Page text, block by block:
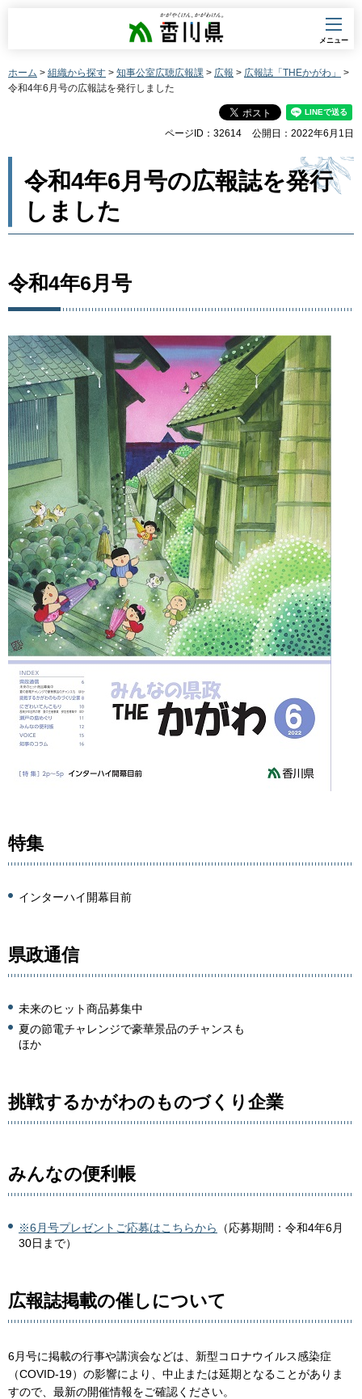
香川県
メニュー
ホーム > 組織から探す > 知事公室広聴広報課 > 広報 > 広報誌「THEかがわ」
>
令和4年6月号の広報誌を発行しました
ページID：32614 公開日：2022年6月1日
令和4年6月号の広報誌を発行
しました
令和4年6月号
特集
インターハイ開幕目前
県政通信
未来のヒット商品募集中
夏の節電チャレンジで豪華景品のチャンスも
ほか
挑戦するかがわのものづくり企業
みんなの便利帳
※6月号プレゼントご応募はこちらから
（応募期間：令和4年6月
30日まで）
広報誌掲載の催しについて
6月号に掲載の行事や講演会などは、新型コロナウイルス感染症
（COVID-19）の影響により、中止または延期となることがありま
すので、最新の開催情報をご確認ください。